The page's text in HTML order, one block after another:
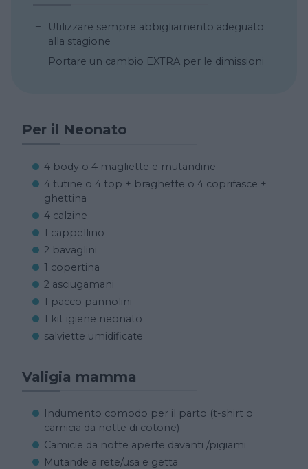
Utilizzare sempre abbigliamento adeguato
alla stagione
Portare un cambio EXTRA per le dimissioni
Per il Neonato
4 body o 4 magliette e mutandine
4 tutine o 4 top + braghette o 4 coprifasce +
ghettina
4 calzine
1 cappellino
2 bavaglini
1 copertina
2 asciugamani
1 pacco pannolini
1 kit igiene neonato
salviette umidificate
Valigia mamma
Indumento comodo per il parto (t-shirt o
camicia da notte di cotone)
Camicie da notte aperte davanti /pigiami
Mutande a rete/usa e getta